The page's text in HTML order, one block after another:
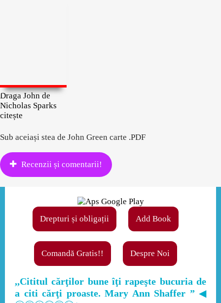
Draga John de
Nicholas Sparks
citește
Sub aceiași stea de John Green carte .PDF
Recenzii și comentarii!
Drepturi și obligații Add Book
Comandă Gratis!! Despre Noi
,,Cititul cărţilor bune îţi rapeşte bucuria de
a citi cărţi proaste. Mary Ann Shaffer ” ◀